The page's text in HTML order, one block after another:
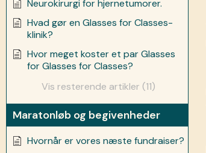
Neurokirurgi for hjernetumorer.
Hvad gør en Glasses for Classes-
klinik?
Hvor meget koster et par Glasses
for Glasses for Classes?
Vis resterende artikler (11)
Maratonløb og begivenheder
Hvornår er vores næste fundraiser?